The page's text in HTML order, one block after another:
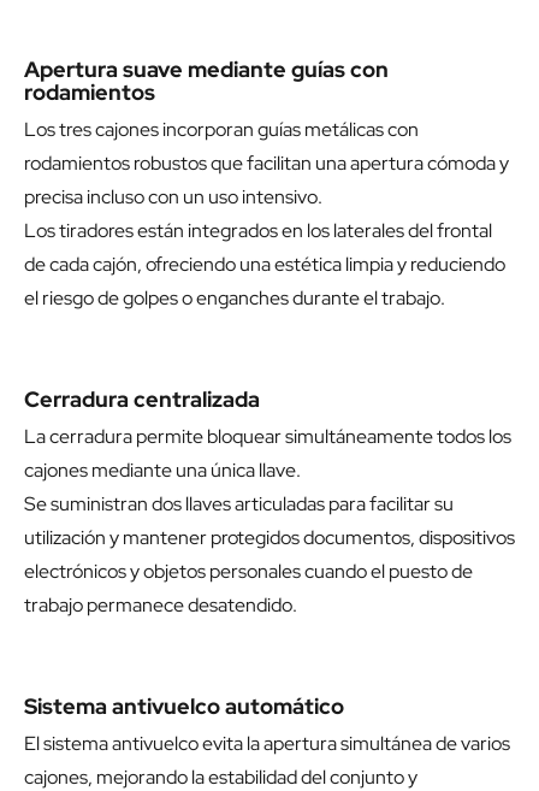
Apertura suave mediante guías con
rodamientos
Los tres cajones incorporan guías metálicas con
rodamientos robustos que facilitan una apertura cómoda y
precisa incluso con un uso intensivo.
Los tiradores están integrados en los laterales del frontal
de cada cajón, ofreciendo una estética limpia y reduciendo
el riesgo de golpes o enganches durante el trabajo.
Cerradura centralizada
La cerradura permite bloquear simultáneamente todos los
cajones mediante una única llave.
Se suministran dos llaves articuladas para facilitar su
utilización y mantener protegidos documentos, dispositivos
electrónicos y objetos personales cuando el puesto de
trabajo permanece desatendido.
Sistema antivuelco automático
El sistema antivuelco evita la apertura simultánea de varios
cajones, mejorando la estabilidad del conjunto y